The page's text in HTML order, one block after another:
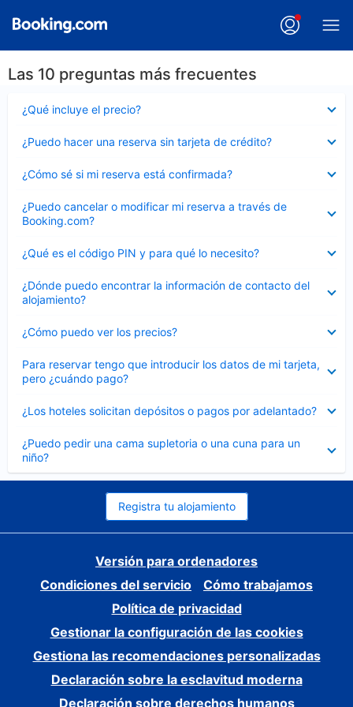
Las 10 preguntas más frecuentes
¿Qué incluye el precio?
cerrado
¿Puedo hacer una reserva sin tarjeta de crédito?
cerrado
¿Cómo sé si mi reserva está confirmada?
cerrado
¿Puedo cancelar o modificar mi reserva a través de
Booking.com?
cerrado
¿Qué es el código PIN y para qué lo necesito?
cerrado
¿Dónde puedo encontrar la información de contacto del
alojamiento?
cerrado
¿Cómo puedo ver los precios?
cerrado
Para reservar tengo que introducir los datos de mi tarjeta,
pero ¿cuándo pago?
cerrado
¿Los hoteles solicitan depósitos o pagos por adelantado?
cerrado
¿Puedo pedir una cama supletoria o una cuna para un
niño?
cerrado
Registra tu alojamiento
Versión para ordenadores
Condiciones del servicio
Cómo trabajamos
Política de privacidad
Gestionar la configuración de las cookies
Gestiona las recomendaciones personalizadas
Declaración sobre la esclavitud moderna
Declaración sobre derechos humanos